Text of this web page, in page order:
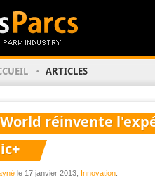
ARTICLES
réinvente
le 17 janvier 2013, Innovation.